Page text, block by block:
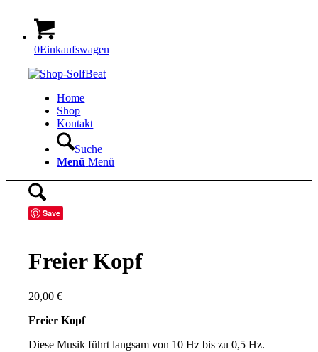
0Einkaufswagen
Home
Shop
Kontakt
Suche
Menü Menü
Save
Freier Kopf
20,00€
Freier Kopf
Diese Musik führt langsam von 10 Hz bis zu 0,5 Hz.